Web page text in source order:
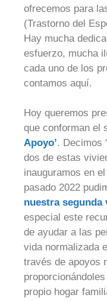
ofrecemos para
(Trastorno del
Hay mucha
esfuerzo, mucha
cada uno de los
contamos aquí.
Hoy queremos
que conforman el
Apoyo’. Decimos
dos de estas
inauguramos en el
pasado 2022
nuestra segunda
especial este
de ayudar a las
vida normalizada
través de apoyos
propio hogar